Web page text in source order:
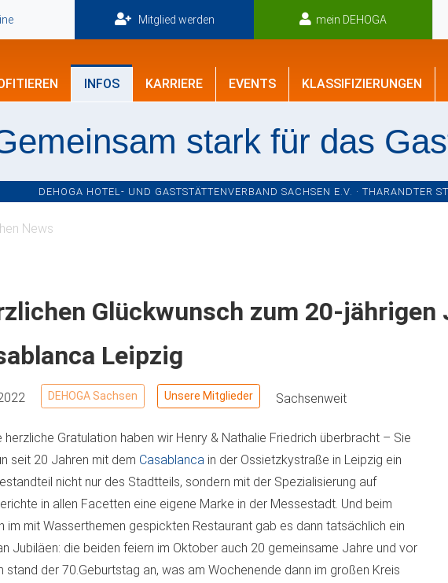
Mitglied werden mein DEHOGA
INFOS KARRIERE EVENTS KLASSIFIZIERUNGEN
stark für das
DEHOGA HOTEL- UND GASTSTÄTTENVERBAND SACHSEN E.V. · THARANDTER
News
Glückwunsch zum 20-jährigen
Leipzig
DEHOGA Sachsen Unsere Mitglieder Sachsenweit
herzliche Gratulation haben wir Henry & Nathalie Friedrich überbracht – Sie
seit 20 Jahren mit dem Casablanca in der Ossietzkystraße in Leipzig ein
nicht nur des Stadtteils, sondern mit der Spezialisierung auf
in allen Facetten eine eigene Marke in der Messestadt. Und beim
im mit Wasserthemen gespickten Restaurant gab es dann tatsächlich ein
Jubiläen: die beiden feiern im Oktober auch 20 gemeinsame Jahre und vor
stand der 70.Geburtstag an, was am Wochenende dann im großen Kreis